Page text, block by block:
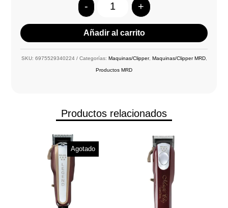
Quantity
- +
Añadir al carrito
SKU: 6975529340224 Categorías: Maquinas/Clipper, Maquinas/Clipper MRD,
Productos MRD
Productos relacionados
Agotado